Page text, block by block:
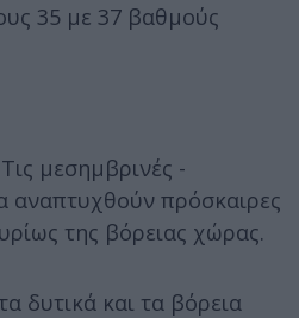
35 με 37 βαθμούς
μεσημβρινές -
αναπτυχθούν πρόσκαιρες
της βόρειας χώρας.
δυτικά και τα βόρεια